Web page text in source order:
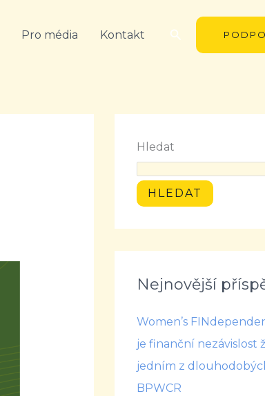
Pro média Kontakt Hledat
Hledat
HLEDAT
Nejnovější
Women’s
je finanční nezávislost
jedním z
BPWCR